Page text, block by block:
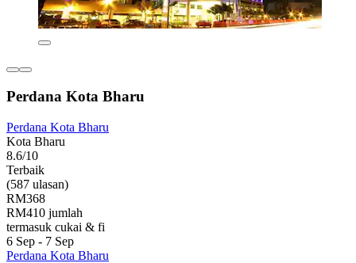
Perdana Kota Bharu
Perdana Kota Bharu
Kota Bharu
8.6/10
Terbaik
(587 ulasan)
RM368
RM410 jumlah
termasuk cukai & fi
6 Sep - 7 Sep
Perdana Kota Bharu